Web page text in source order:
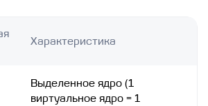
Характеристика
Выделенное ядро (1
виртуальное ядро = 1